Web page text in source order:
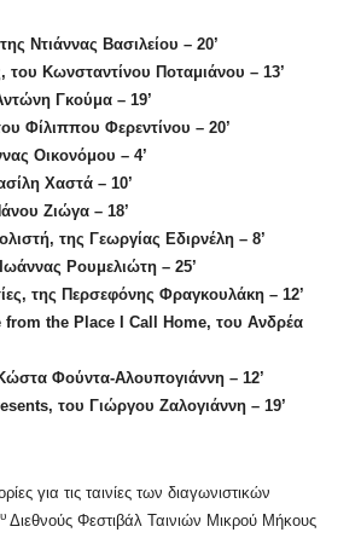
Ντιάννας Βασιλείου – 20’
του Κωνσταντίνου Ποταμιάνου – 13’
Γκούμα – 19’
Φίλιππου Φερεντίνου – 20’
Οικονόμου – 4’
Χαστά – 10’
Ζιώγα – 18’
της Γεωργίας Εδιρνέλη – 8’
Ρουμελιώτη – 25’
της Περσεφόνης Φραγκουλάκη – 12’
from the Place I Call Home, του Ανδρέα
Φούντα-Αλουπογιάννη – 12’
του Γιώργου Ζαλογιάννη – 19’
για τις ταινίες των διαγωνιστικών
Διεθνούς Φεστιβάλ Ταινιών Μικρού Μήκους